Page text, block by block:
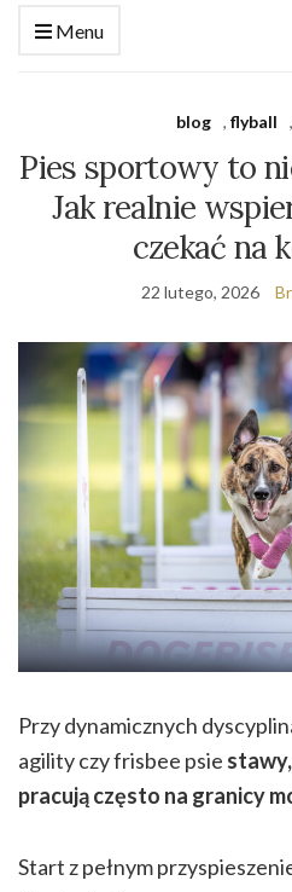
Menu
blog , flyball ,
Pies sportowy to
Jak realnie
czekać na
22 lutego, 2026
Przy dynamicznych
agility czy frisbee psie
pracują często na granicy
Start z pełnym